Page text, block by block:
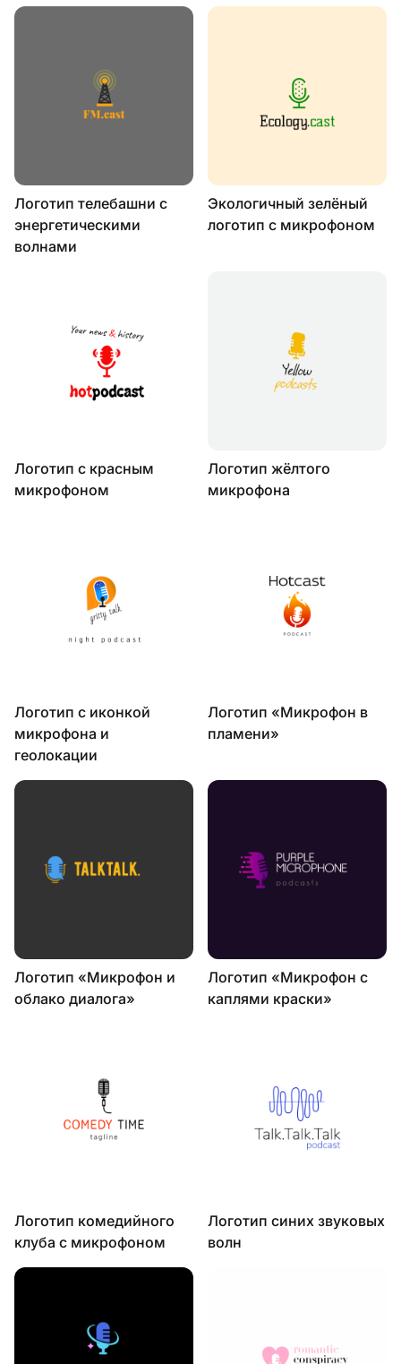
Логотип телебашни с
энергетическими
волнами
Экологичный зелёный
логотип с микрофоном
Логотип с красным
микрофоном
Логотип жёлтого
микрофона
Логотип с иконкой
микрофона и
геолокации
Логотип «Микрофон в
пламени»
Логотип «Микрофон и
облако диалога»
Логотип «Микрофон с
каплями краски»
Логотип комедийного
клуба с микрофоном
Логотип синих звуковых
волн